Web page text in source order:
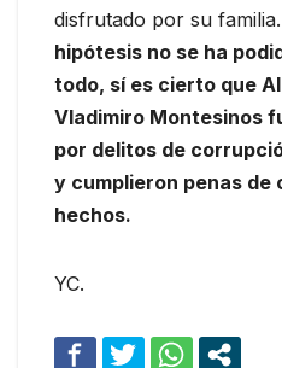
disfrutado por su familia.
hipótesis no se ha
todo, sí es cierto que
Vladimiro Montesinos
por delitos de
y cumplieron penas de
hechos.
YC.